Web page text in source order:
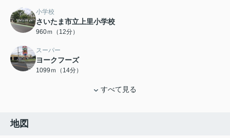
小学校
さいたま市立上里小学校
960ｍ（12分）
スーパー
ヨークフーズ
1099ｍ（14分）
すべて見る
地図